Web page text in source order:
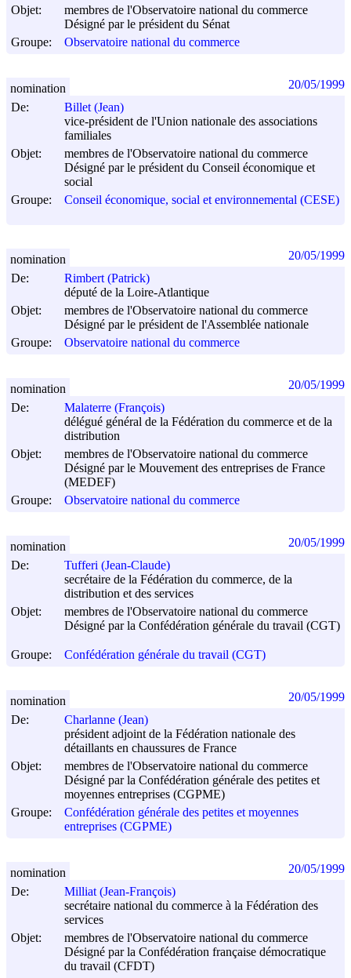
Objet:
membres de l'Observatoire national du commerce
Désigné par le président du Sénat
Groupe:
Observatoire national du commerce
De:
Billet (Jean)
vice-président de l'Union nationale des associations
familiales
Objet:
membres de l'Observatoire national du commerce
Désigné par le président du Conseil économique et
social
Groupe:
Conseil économique, social et environnemental (CESE)
nomination 20/05/1999
De:
Rimbert (Patrick)
député de la Loire-Atlantique
Objet:
membres de l'Observatoire national du commerce
Désigné par le président de l'Assemblée nationale
Groupe:
Observatoire national du commerce
nomination 20/05/1999
De:
Malaterre (François)
délégué général de la Fédération du commerce et de la
distribution
Objet:
membres de l'Observatoire national du commerce
Désigné par le Mouvement des entreprises de France
(MEDEF)
Groupe:
Observatoire national du commerce
nomination 20/05/1999
De:
Tufferi (Jean-Claude)
secrétaire de la Fédération du commerce, de la
distribution et des services
Objet:
membres de l'Observatoire national du commerce
Désigné par la Confédération générale du travail (CGT)
Groupe: Confédération générale du travail (CGT)
nomination 20/05/1999
De:
Charlanne (Jean)
président adjoint de la Fédération nationale des
détaillants en chaussures de France
Objet:
membres de l'Observatoire national du commerce
Désigné par la Confédération générale des petites et
moyennes entreprises (CGPME)
Groupe:
Confédération générale des petites et moyennes
entreprises (CGPME)
nomination 20/05/1999
De:
Milliat (Jean-François)
secrétaire national du commerce à la Fédération des
services
Objet:
membres de l'Observatoire national du commerce
Désigné par la Confédération française démocratique
du travail (CFDT)
nomination 20/05/1999